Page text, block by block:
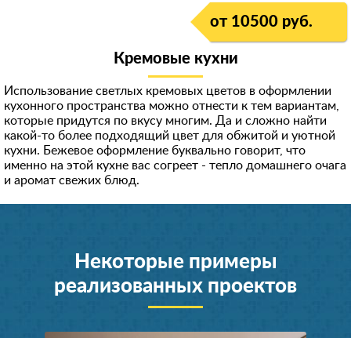
от 10500 руб.
Кремовые кухни
Использование светлых кремовых цветов в оформлении
кухонного пространства можно отнести к тем вариантам,
которые придутся по вкусу многим. Да и сложно найти
какой-то более подходящий цвет для обжитой и уютной
кухни. Бежевое оформление буквально говорит, что
именно на этой кухне вас согреет - тепло домашнего очага
и аромат свежих блюд.
Некоторые примеры
реализованных проектов